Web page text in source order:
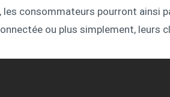
consommateurs pourront ainsi
ou plus simplement, leurs